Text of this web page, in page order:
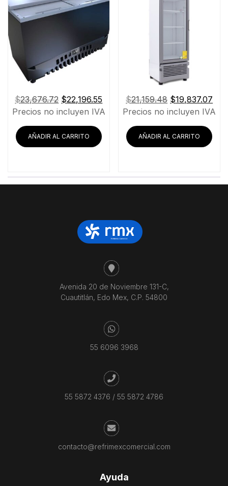
$23,676.72 El
precio
era:
$23,676.72.
$22,196.55
precio
$22,196.55.
Precios no incluyen IVA
AÑADIR AL CARRITO
$21,159.48 El
precio
era:
$21,159.48.
$19,837.07
Precios no incluyen IVA
AÑADIR AL CARRITO
Avenida 20 de Noviembre 131-C,
Cuautitlán, Edo Mex, C.P. 54800
55 6096 3968
55 5872 4376 / 55 5872 4786
contacto@refrimexcomercial.com
Ayuda